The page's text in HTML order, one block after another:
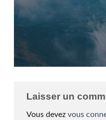
Laisser un
Vous devez vous